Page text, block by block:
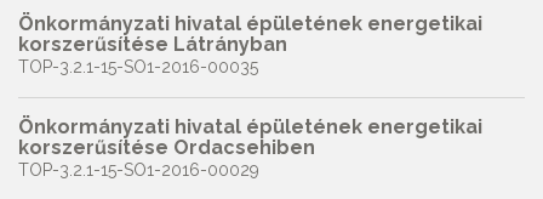
Önkormányzati hivatal épületének energetikai
korszerűsítése Látrányban
TOP-3.2.1-15-SO1-2016-00035
Önkormányzati hivatal épületének energetikai
korszerűsítése Ordacsehiben
TOP-3.2.1-15-SO1-2016-00029